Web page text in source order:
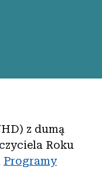
z dumą
Roku
Programy